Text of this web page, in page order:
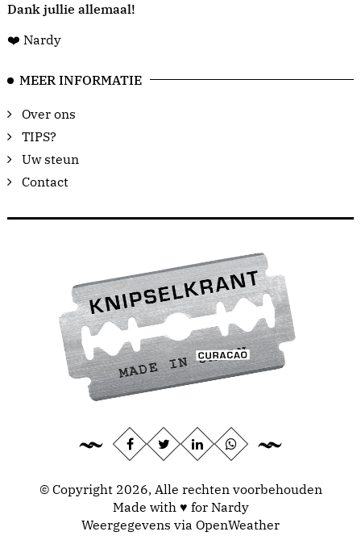
Dank jullie allemaal!
❤️ Nardy
MEER INFORMATIE
Over ons
TIPS?
Uw steun
Contact
© Copyright 2026, Alle rechten voorbehouden
Made with ♥ for Nardy
Weergegevens via OpenWeather